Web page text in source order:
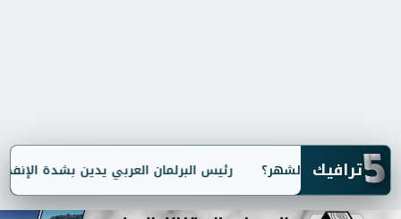
5ترافيك رئيس البرلمان العربي يدين بشدة